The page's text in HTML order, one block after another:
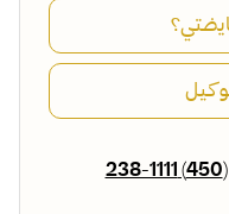
(450) 238-1111